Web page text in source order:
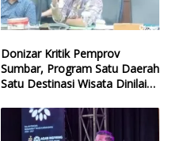
Donizar Kritik Pemprov
Sumbar, Program Satu Daerah
Satu Destinasi Wisata Dinilai